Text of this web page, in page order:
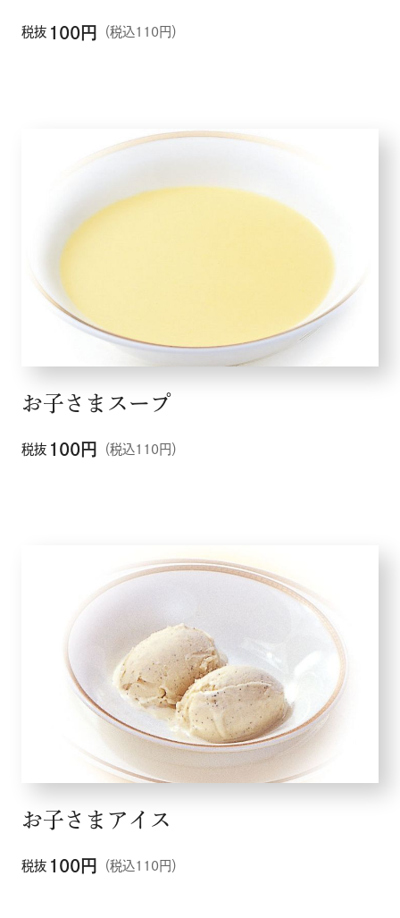
税抜 100円 （税込110円）
お子さまスープ
税抜 100円 （税込110円）
お子さまアイス
税抜 100円 （税込110円）